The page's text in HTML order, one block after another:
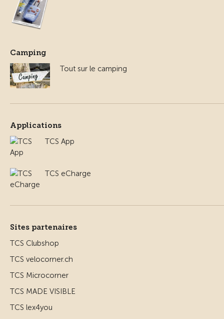
Camping
Tout sur le camping
Applications
TCS App
TCS eCharge
Sites partenaires
TCS Clubshop
TCS velocorner.ch
TCS Microcorner
TCS MADE VISIBLE
TCS lex4you